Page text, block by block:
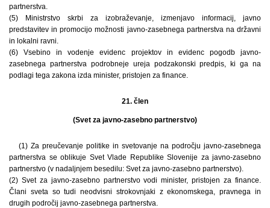
partnerstva.
(5) Ministrstvo skrbi za izobraževanje, izmenjavo informacij, javno
predstavitev in promocijo možnosti javno-zasebnega partnerstva na državni
in lokalni ravni.
(6) Vsebino in vodenje evidenc projektov in evidenc pogodb javno-
zasebnega partnerstva podrobneje ureja podzakonski predpis, ki ga na
podlagi tega zakona izda minister, pristojen za finance.
21. člen
(Svet za javno-zasebno partnerstvo)
(1) Za preučevanje politike in svetovanje na področju javno-zasebnega
partnerstva se oblikuje Svet Vlade Republike Slovenije za javno-zasebno
partnerstvo (v nadaljnjem besedilu: Svet za javno-zasebno partnerstvo).
(2) Svet za javno-zasebno partnerstvo vodi minister, pristojen za finance.
Člani sveta so tudi neodvisni strokovnjaki z ekonomskega, pravnega in
drugih področij javno-zasebnega partnerstva.